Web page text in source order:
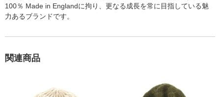
100％ Made in Englandに拘り、更なる成長を常に目指している魅
力あるブランドです。
関連商品